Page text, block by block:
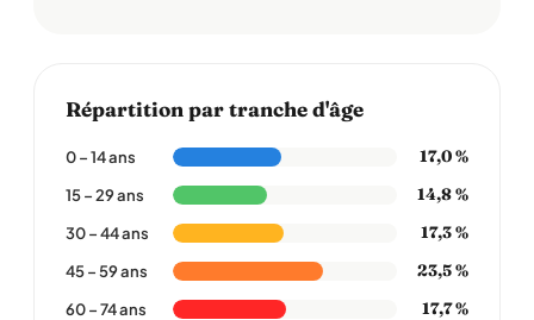
Répartition par tranche d'âge
0 – 14 ans 17,0 %
15 – 29 ans 14,8 %
30 – 44 ans 17,3 %
45 – 59 ans 23,5 %
60 – 74 ans 17,7 %